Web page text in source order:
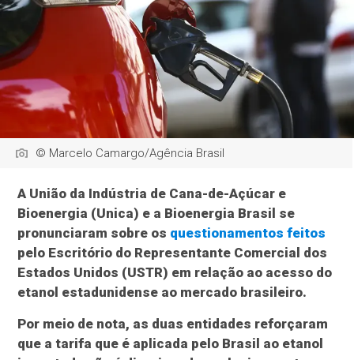
© Marcelo Camargo/Agência Brasil
A União da Indústria de Cana-de-Açúcar e
Bioenergia (Unica) e a Bioenergia Brasil se
pronunciaram sobre os questionamentos feitos
pelo Escritório do Representante Comercial dos
Estados Unidos (USTR) em relação ao acesso do
etanol estadunidense ao mercado brasileiro.
Por meio de nota, as duas entidades reforçaram
que a tarifa que é aplicada pelo Brasil ao etanol